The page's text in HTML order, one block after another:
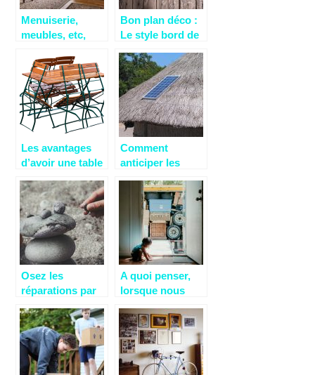
Menuiserie,
meubles, etc,
fait tout
Bon plan déco :
Le style bord de
Les avantages
d’avoir une table
Comment
anticiper les
d’électricité en
milieu urbain?
Osez les
réparations par
A quoi penser,
lorsque nous